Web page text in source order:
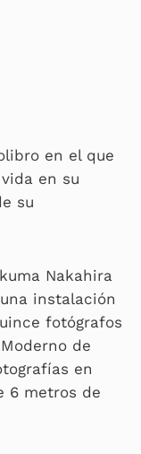
en el que
en su
su
Nakahira
instalación
fotógrafos
de
en
6 metros de